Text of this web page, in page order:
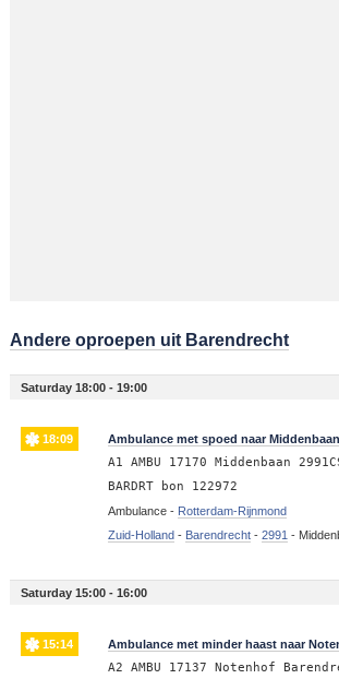
Andere oproepen uit Barendrecht
Saturday 18:00 - 19:00
18:09 Ambulance met spoed naar
A1 AMBU 17170 Middenbaan
BARDRT bon 122972
Ambulance - Rotterdam-Rijnmond
Zuid-Holland - Barendrecht- 2991 -
Saturday 15:00 - 16:00
15:14 Ambulance met minder haast naar
A2 AMBU 17137 Notenhof